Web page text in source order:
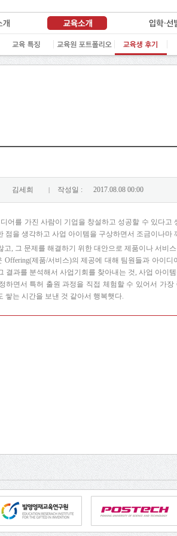
김세희 작성일 : 2017.08.08 00:00
어를 가진 사람이 기업을 창설하고 성공할 수 있다고
점을 생각하고 사업 아이템을 구상하면서 조금이나마
, 그 문제를 해결하기 위한 대안으로 제품이나 서비
Offering(제품/서비스)의 제공에 대해 팀원들과 아이
과를 분석해서 사업기회를 찾아내는 것, 사업 아이
하면서 특허 출원 과정을 직접 체험할 수 있어서 가
쌓는 시간을 보낸 것 같아서 행복햇다.